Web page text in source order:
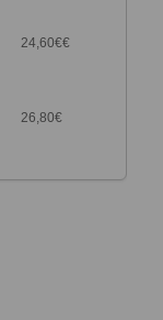
24,60€€
26,80€